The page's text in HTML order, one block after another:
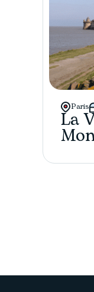
Paris
La